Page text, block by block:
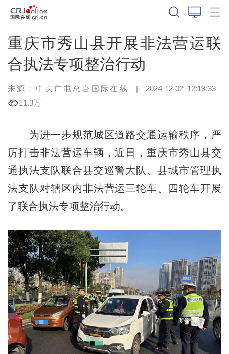
重庆市秀山县开展非法营运联
合执法专项整治行动
来源：中央广电总台国际在线 | 2024-12-02 12:19:33
11.3万
为进一步规范城区道路交通运输秩序，严
厉打击非法营运车辆，近日，重庆市秀山县交
通执法支队联合县交巡警大队、县城市管理执
法支队对辖区内非法营运三轮车、四轮车开展
了联合执法专项整治行动。